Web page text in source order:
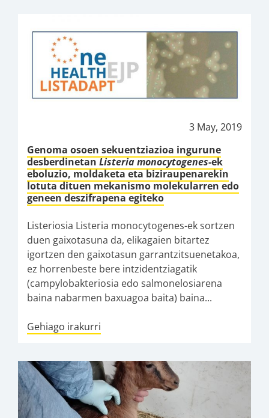
3 May, 2019
Genoma osoen sekuentziazioa ingurune
desberdinetanListeria monocytogenes-ek
eboluzio, moldaketa eta biziraupenarekin
lotuta dituen mekanismo molekularren edo
geneen deszifrapena egiteko
Listeriosia Listeria monocytogenes-ek sortzen
duen gaixotasuna da, elikagaien bitartez
igortzen den gaixotasun garrantzitsuenetakoa,
ez horrenbeste bere intzidentziagatik
(campylobakteriosia edo salmonelosiarena
baina nabarmen baxuagoa baita) baina...
Gehiago irakurri